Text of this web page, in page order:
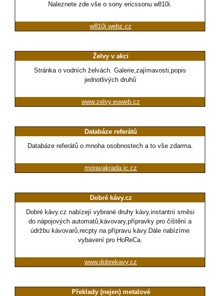
Naleznete zde vše o sony ericssonu w810i.
w810i.webz.cz
Želvy v akci
Stránka o vodních želvách. Galerie,zajímavosti,popis
jednotlivých druhů
www.zelvy.euweb.cz
Databáze referátů
Databáze referátů o mnoha osobnostech a to vše zdarma.
moravakrada.ic.cz
Dobré kávy.cz
Dobré kávy.cz nabízejí vybrané druhy kávy,instantní směsi
do nápojových automatů,kávovary,přípravky pro čištění a
údržbu kávovarů,recpty na přípravu kávy.Dále nabízíme
vybavení pro HoReCa.
www.dobrekavy.cz
Překlady (nejen) metalové